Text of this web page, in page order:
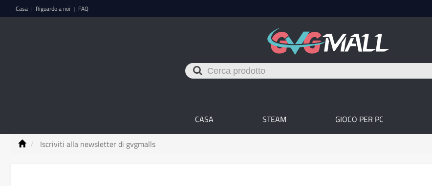
Casa | Riguardo a noi | FAQ
CASA STEAM GIOCO PER PC
Iscriviti alla newsletter di gvgmalls